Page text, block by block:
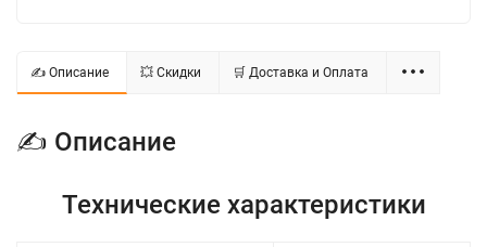
✍ Описание 💥 Скидки 🛒 Доставка и Оплата
✍ Описание
Технические характеристики